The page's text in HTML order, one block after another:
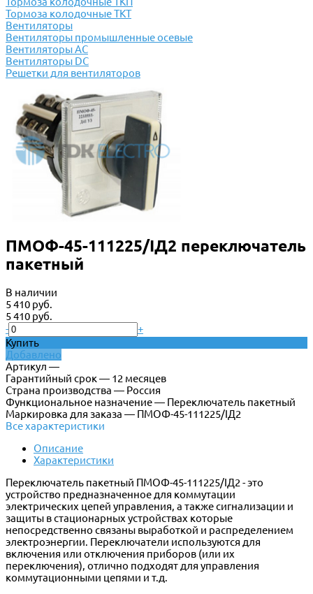
Тормоза колодочные ТКТ
Вентиляторы
Вентиляторы промышленные осевые
Вентиляторы АС
Вентиляторы DC
Решетки для вентиляторов
ПМОФ-45-111225/IД2 переключатель
пакетный
В наличии
5 410 руб.
5 410 руб.
-
+
Купить
Добавлено
Артикул —
Гарантийный срок — 12 месяцев
Страна производства — Россия
Функциональное назначение — Переключатель пакетный
Маркировка для заказа — ПМОФ-45-111225/IД2
Все характеристики
Описание
Характеристики
Переключатель пакетный ПМОФ-45-111225/IД2 - это
устройство предназначенное для коммутации
электрических цепей управления, а также сигнализации и
защиты в стационарных устройствах которые
непосредственно связаны выработкой и распределением
электроэнергии. Переключатели используются для
включения или отключения приборов (или их
переключения), отлично подходят для управления
коммутационными цепями и т.д.